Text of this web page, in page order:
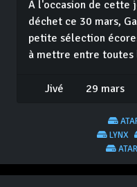
À l'occasion de cette
déchet ce 30 mars,
petite sélection
à mettre entre toutes
Jivé 29 mars
LYNX